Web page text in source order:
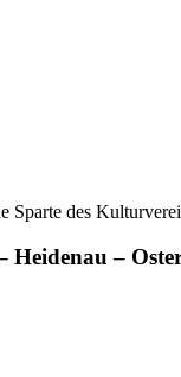
des
–